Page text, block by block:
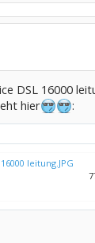
DSL 16000
hier
:
leitung.JPG